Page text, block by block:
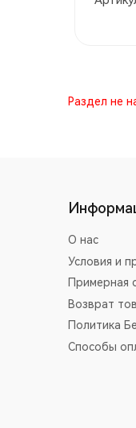
Раздел не
О нас
Условия и
Примерная
Возврат
Политика
Способы